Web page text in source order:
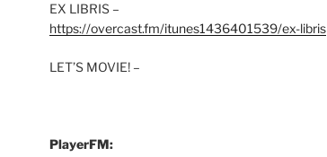
EX LIBRIS –
https://overcast.fm/itunes1436401539/ex-libris
LET’S MOVIE! –
PlayerFM: